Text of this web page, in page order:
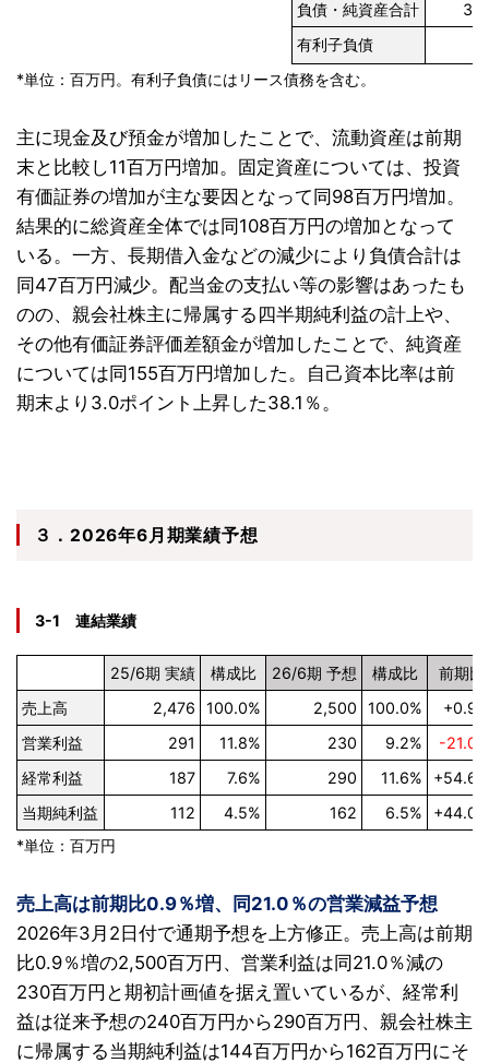
負債・純資産合計
有利子負債
*単位：百万円。有利子負債にはリース債務を含む。
主に現金及び預金が増加したことで、流動資産は前期
末と比較し11百万円増加。固定資産については、投資
有価証券の増加が主な要因となって同98百万円増加。
結果的に総資産全体では同108百万円の増加となって
いる。一方、長期借入金などの減少により負債合計は
同47百万円減少。配当金の支払い等の影響はあったも
のの、親会社株主に帰属する四半期純利益の計上や、
その他有価証券評価差額金が増加したことで、純資産
については同155百万円増加した。自己資本比率は前
期末より3.0ポイント上昇した38.1％。
３．2026年6月期業績予想
3-1 連結業績
25/6期 実績 構成比 26/6期 予想 構成比
前期比
売上高
2,476 100.0% 2,500 100.0%
+0.9%
営業利益
291 11.8% 230 9.2%
-21.0%
経常利益
187 7.6% 290 11.6%
+54.6%
当期純利益
112 4.5% 162 6.5%
+44.0%
*単位：百万円
売上高は前期比0.9％増、同21.0％の営業減益予想
2026年3月2日付で通期予想を上方修正。売上高は前期
比0.9％増の2,500百万円、営業利益は同21.0％減の
230百万円と期初計画値を据え置いているが、経常利
益は従来予想の240百万円から290百万円、親会社株主
に帰属する当期純利益は144百万円から162百万円にそ